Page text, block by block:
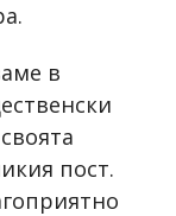
в
пост.